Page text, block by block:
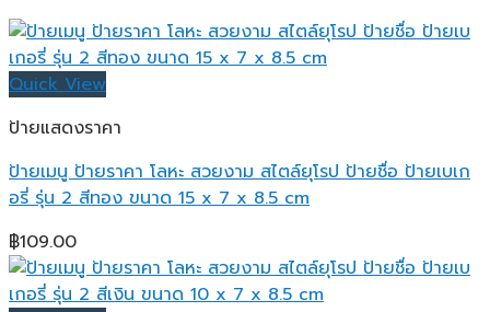
Quick View
ป้ายแสดงราคา
ป้ายเมนู ป้ายราคา โลหะ สวยงาม สไตล์ยุโรป ป้ายชื่อ ป้ายเบเก
อรี่ รุ่น 2 สีทอง ขนาด 15 x 7 x 8.5 cm
฿109.00